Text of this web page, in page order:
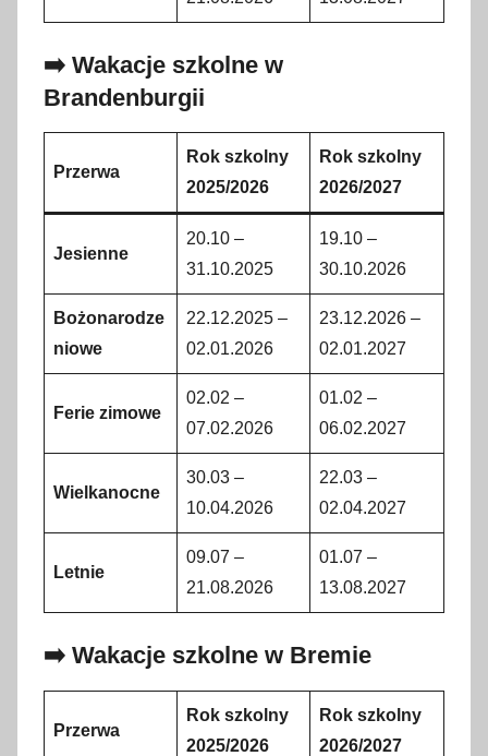
➡️ Wakacje szkolne w
Brandenburgii
Przerwa
Rok szkolny
2025/2026
Rok szkolny
2026/2027
Jesienne
20.10 –
31.10.2025
19.10 –
30.10.2026
Bożonarodze
niowe
22.12.2025 –
02.01.2026
23.12.2026 –
02.01.2027
Ferie zimowe
02.02 –
07.02.2026
01.02 –
06.02.2027
Wielkanocne
30.03 –
10.04.2026
22.03 –
02.04.2027
Letnie
09.07 –
21.08.2026
01.07 –
13.08.2027
➡️ Wakacje szkolne w Bremie
Przerwa
Rok szkolny
2025/2026
Rok szkolny
2026/2027